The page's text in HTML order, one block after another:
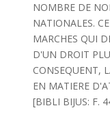
NOMBRE DE
NATIONALES.
MARCHES QUI
D'UN DROIT
CONSEQUENT,
EN MATIERE
[BIBLI BIJUS: F.